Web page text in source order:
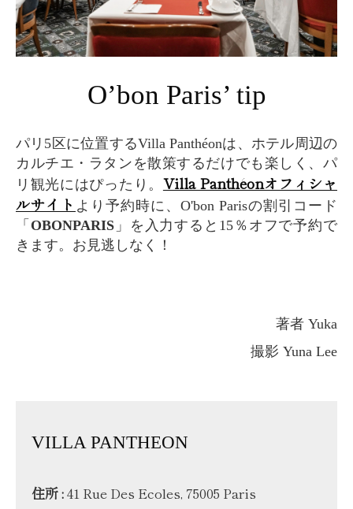
O’bon Paris’ tip
パリ5区に位置するVilla Panthéonは、ホテル周辺の
カルチエ・ラタンを散策するだけでも楽しく、パ
リ観光にはぴったり。 Villa Panthéonオフィシャ
ルサイト より予約時に、O'bon Parisの割引コード
「 OBONPARIS」を入力すると15％オフで予約で
きます。お見逃しなく！
著者 Yuka
撮影 Yuna Lee
VILLA PANTHEON
住所 :41 Rue Des Ecoles, 75005 Paris